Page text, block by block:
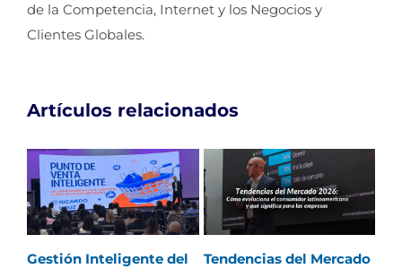
de la Competencia, Internet y los Negocios y
Clientes Globales.
Artículos relacionados
Gestión Inteligente del
Tendencias del Mercado